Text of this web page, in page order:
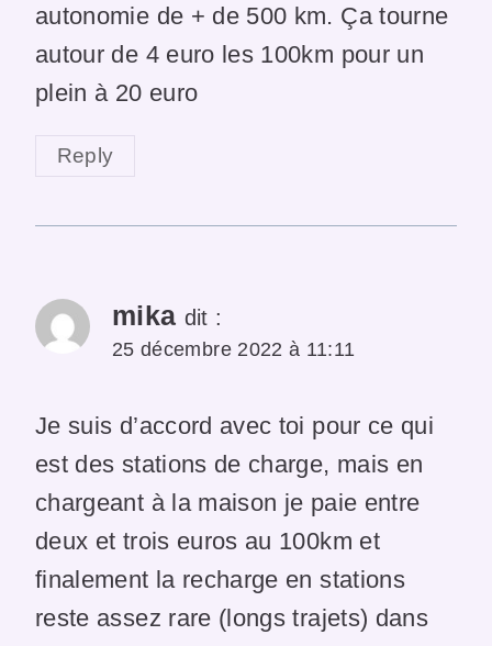
autonomie de + de 500 km. Ça tourne
autour de 4 euro les 100km pour un
plein à 20 euro
Reply
mika dit :
25 décembre 2022 à 11:11
Je suis d’accord avec toi pour ce qui
est des stations de charge, mais en
chargeant à la maison je paie entre
deux et trois euros au 100km et
finalement la recharge en stations
reste assez rare (longs trajets) dans